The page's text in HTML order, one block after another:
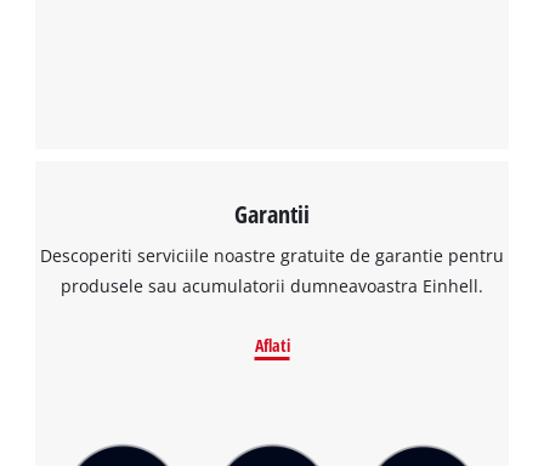
Garantii
Descoperiti serviciile noastre gratuite de garantie pentru
produsele sau acumulatorii dumneavoastra Einhell.
Aflati